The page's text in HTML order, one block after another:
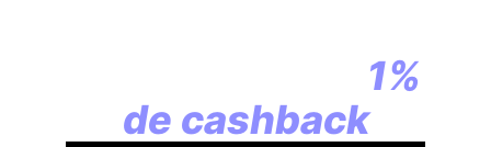
1%
de cashback